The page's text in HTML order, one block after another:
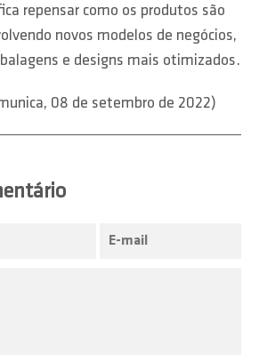
repensar como os produtos são
novos modelos de negócios,
e designs mais otimizados.
08 de setembro de 2022)